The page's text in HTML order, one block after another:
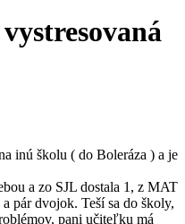
inú školu ( do Boleráza ) a je
a zo SJL dostala 1, z MAT
pár dvojok. Teší sa do školy,
pani učiteľku má